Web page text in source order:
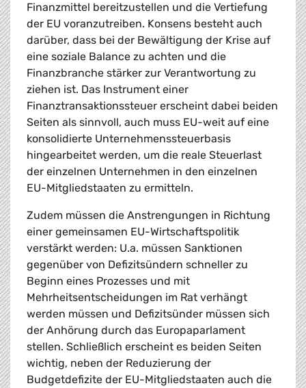
Finanzmittel bereitzustellen und die Vertiefung
der EU voranzutreiben. Konsens besteht auch
darüber, dass bei der Bewältigung der Krise auf
eine soziale Balance zu achten und die
Finanzbranche stärker zur Verantwortung zu
ziehen ist. Das Instrument einer
Finanztransaktionssteuer erscheint dabei beiden
Seiten als sinnvoll, auch muss EU-weit auf eine
konsolidierte Unternehmenssteuerbasis
hingearbeitet werden, um die reale Steuerlast
der einzelnen Unternehmen in den einzelnen
EU-Mitgliedstaaten zu ermitteln.
Zudem müssen die Anstrengungen in Richtung
einer gemeinsamen EU-Wirtschaftspolitik
verstärkt werden: U.a. müssen Sanktionen
gegenüber von Defizitsündern schneller zu
Beginn eines Prozesses und mit
Mehrheitsentscheidungen im Rat verhängt
werden müssen und Defizitsünder müssen sich
der Anhörung durch das Europaparlament
stellen. Schließlich erscheint es beiden Seiten
wichtig, neben der Reduzierung der
Budgetdefizite der EU-Mitgliedstaaten auch die